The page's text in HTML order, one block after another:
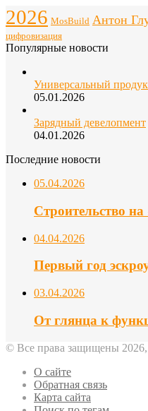
2026 MosBuild Антон
цифровизация
Популярные новости
Универсальный
05.01.2026
Зарядный девелопмент
04.01.2026
Последние новости
05.04.2026
Строительство
04.04.2026
Первый год
03.04.2026
От глянца к
© Все права защищены
О сайте
Обратная связь
Карта сайта